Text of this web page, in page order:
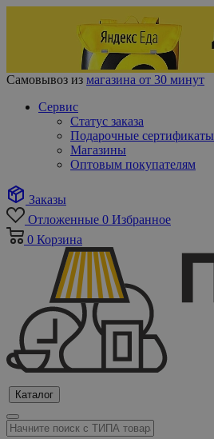
Самовывоз из магазина от 30 минут
Сервис
Статус заказа
Подарочные сертификаты
Магазины
Оптовым покупателям
Заказы
Отложенные 0 Избранное
0 Корзина
Каталог